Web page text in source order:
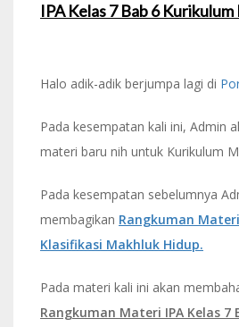
IPA Kelas 7 Bab 6
Halo adik-adik berjumpa lagi di
Pada kesempatan kali ini, Admin
materi baru nih untuk Kurikulum
Pada kesempatan sebelumnya
membagikan Rangkuman Materi
Klasifikasi Makhluk Hidup.
Pada materi kali ini akan
Rangkuman Materi IPA Kelas 7